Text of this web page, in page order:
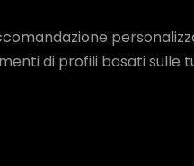
di profili basati sulle